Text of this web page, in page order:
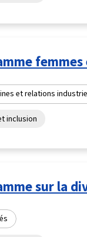
et relations
inclusion
sur la